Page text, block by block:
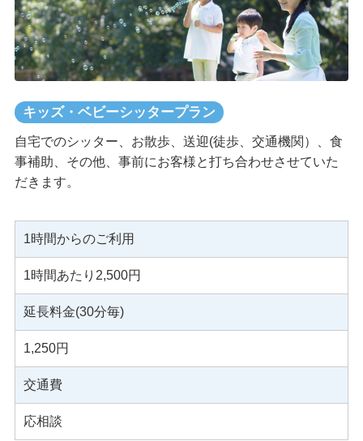
キッズ・ベビーシッタープラン
自宅でのシッター、お散歩、送迎(徒歩、交通機関）、食
事補助、その他、事前にお客様と打ち合わせさせていた
だきます。
1時間からのご利用
1時間あたり2,500円
延長料金(30分毎)
1,250円
交通費
応相談